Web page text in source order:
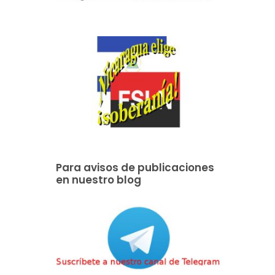
Para avisos de publicaciones
en nuestro blog